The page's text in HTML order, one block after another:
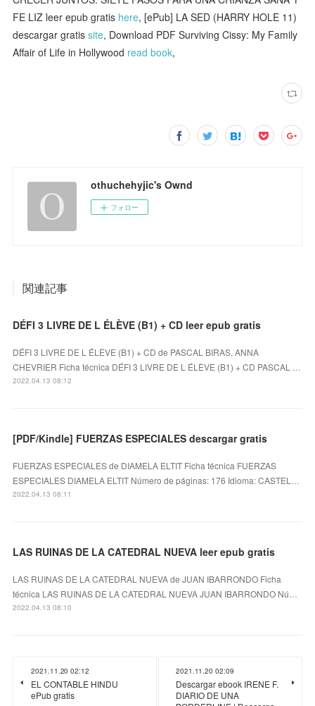
FE LIZ leer epub gratis here, [ePub] LA SED (HARRY HOLE 11)
descargar gratissite, Download PDF Surviving Cissy: My Family
Affair of Life in Hollywood read book,
othuchehyjic's Ownd
フォロー
関連記事
DÉFI 3 LIVRE DE L ÉLÈVE (B1) + CD leer epub gratis
DÉFI 3 LIVRE DE L ÉLÈVE (B1) + CD de PASCAL BIRAS, ANNA
CHEVRIER Ficha técnica DÉFI 3 LIVRE DE L ÉLÈVE (B1) + CD PASCAL …
2022.04.13 08:12
[PDF/Kindle] FUERZAS ESPECIALES descargar gratis
FUERZAS ESPECIALES de DIAMELA ELTIT Ficha técnica FUERZAS
ESPECIALES DIAMELA ELTIT Número de páginas: 176 Idioma: CASTEL…
2022.04.13 08:11
LAS RUINAS DE LA CATEDRAL NUEVA leer epub gratis
LAS RUINAS DE LA CATEDRAL NUEVA de JUAN IBARRONDO Ficha
técnica LAS RUINAS DE LA CATEDRAL NUEVA JUAN IBARRONDO Nú…
2022.04.13 08:10
2021.11.20 02:12
EL CONTABLE HINDU
ePub gratis
2021.11.20 02:09
Descargar ebook IRENE F.
DIARIO DE UNA